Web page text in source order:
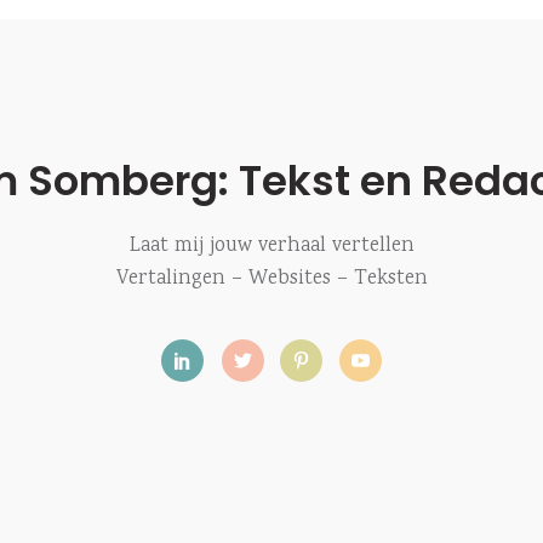
Somberg: Tekst en
Laat mij jouw verhaal vertellen
Vertalingen – Websites – Teksten